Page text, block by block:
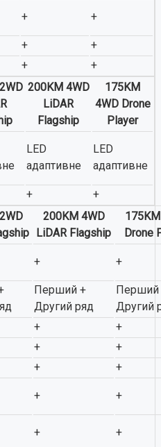
+ +
+
+
+ +
200KM 4WD
LiDAR
Flagship
175KM
4WD Drone
Player
LED
адаптивне
LED
адаптивне
+ +
200KM 4WD
LiDAR Flagship
Drone
+ +
Перший +
Другий ряд
Перший
Другий
+
+
+
+
+
+
+ +
+ +